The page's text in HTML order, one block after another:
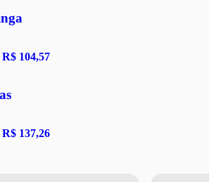
R$ 104,57
R$ 137,26